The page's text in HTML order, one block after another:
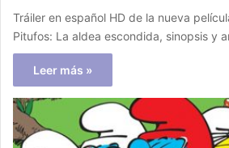
Tráiler en español HD de la nueva
Pitufos: La aldea escondida, sinopsis y
Leer más »